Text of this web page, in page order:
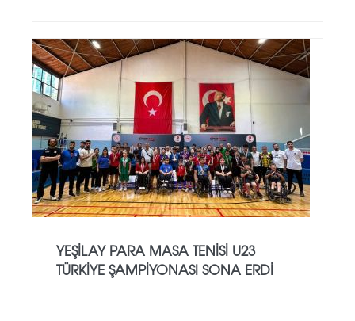
YEŞILAY PARA MASA TENISI U23
TÜRKIYE ŞAMPIYONASI SONA ERDI